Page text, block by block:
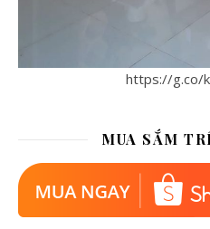
https://g.co/
MUA SẮM